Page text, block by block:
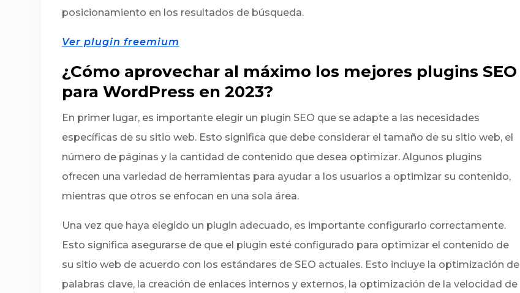
posicionamiento en los resultados de búsqueda.
Ver plugin freemium
¿Cómo aprovechar al máximo los mejores plugins SEO
para WordPress en 2023?
En primer lugar, es importante elegir un plugin SEO que se adapte a las necesidades
específicas de su sitio web. Esto significa que debe considerar el tamaño de su sitio web, el
número de páginas y la cantidad de contenido que desea optimizar. Algunos plugins
ofrecen una variedad de herramientas para ayudar a los usuarios a optimizar su contenido,
mientras que otros se enfocan en una sola área.
Una vez que haya elegido un plugin adecuado, es importante configurarlo correctamente.
Esto significa asegurarse de que el plugin esté configurado para optimizar el contenido de
su sitio web de acuerdo con los estándares de SEO actuales. Esto incluye la optimización de
palabras clave, la creación de enlaces internos y externos, la optimización de la velocidad de